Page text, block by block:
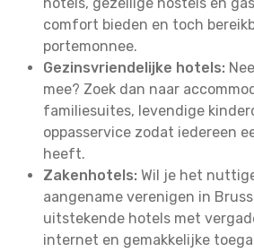
comfort bieden en toch
portemonnee.
Gezinsvriendelijke hotels:
mee? Zoek dan naar
familiesuites, levendige
oppasservice zodat iedereen
heeft.
Zakenhotels: Wil je het
aangename verenigen in
uitstekende hotels met
internet en gemakkelijke